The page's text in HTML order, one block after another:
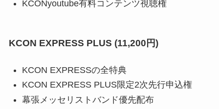
KCONyoutube有料コンテンツ視聴権
KCON EXPRESS PLUS (11,200円)
KCON EXPRESSの全特典
KCON EXPRESS PLUS限定2次先行申込権
幕張メッセリストバンド優先配布